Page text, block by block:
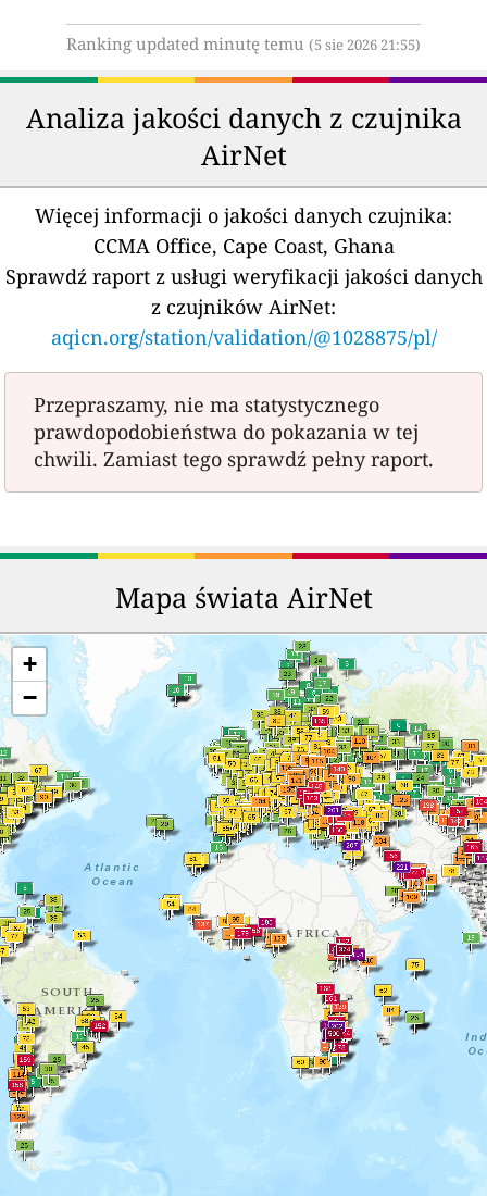
Ranking updated minutę temu (5 sie 2026 21:55)
Analiza jakości danych z czujnika
AirNet
Więcej informacji o jakości danych czujnika:
CCMA Office, Cape Coast, Ghana
Sprawdź raport z usługi weryfikacji jakości danych
z czujników AirNet:
aqicn.org/station/validation/@1028875/pl/
Przepraszamy, nie ma statystycznego
prawdopodobieństwa do pokazania w tej
chwili. Zamiast tego sprawdź pełny raport.
Mapa świata AirNet
+
−